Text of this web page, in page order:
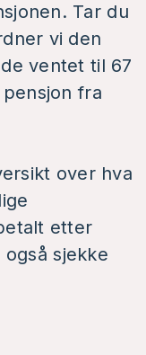
Tar du
vi den
ventet til 67
fra
over hva
etter
sjekke